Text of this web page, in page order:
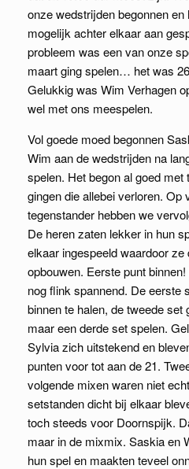
onze wedstrijden begonnen
mogelijk achter elkaar aan
probleem was een van onze
maart ging spelen… het was
Gelukkig was Wim Verhagen
wel met ons meespelen.
Vol goede moed begonnen
Wim aan de wedstrijden na
spelen. Het begon al goed
gingen die allebei verloren. Op
tegenstander hebben we
De heren zaten lekker in hun
elkaar ingespeeld waardoor
opbouwen. Eerste punt
nog flink spannend. De eerste
binnen te halen, de tweede
maar een derde set spelen.
Sylvia zich uitstekend en
punten voor tot aan de 21.
volgende mixen waren niet
setstanden dicht bij elkaar
toch steeds voor Doornspijk.
maar in de mixmix. Saskia en
hun spel en maakten teveel